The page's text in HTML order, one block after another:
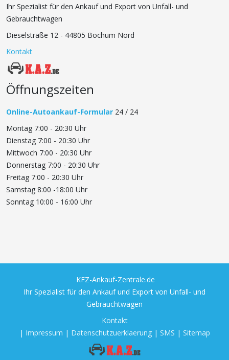
Ihr Spezialist für den Ankauf und Export von Unfall- und
Gebrauchtwagen
Dieselstraße 12 - 44805 Bochum Nord
Kontakt
Öffnungszeiten
Online-Autoankauf-Formular 24 / 24
Montag 7:00 - 20:30 Uhr
Dienstag 7:00 - 20:30 Uhr
Mittwoch 7:00 - 20:30 Uhr
Donnerstag 7:00 - 20:30 Uhr
Freitag 7:00 - 20:30 Uhr
Samstag 8:00 -18:00 Uhr
Sonntag 10:00 - 16:00 Uhr
KFZ-Ankauf-Zentrale.de
Ihr Spezialist für den Ankauf und Export von Unfall- und
Gebrauchtwagen
Kontakt
| Impressum | Datenschutzuerklaerung| SMS | Sitemap